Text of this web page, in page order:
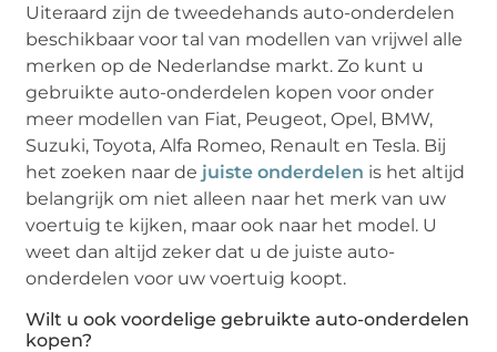
Uiteraard zijn de tweedehands auto-onderdelen
beschikbaar voor tal van modellen van vrijwel alle
merken op de Nederlandse markt. Zo kunt u
gebruikte auto-onderdelen kopen voor onder
meer modellen van Fiat, Peugeot, Opel, BMW,
Suzuki, Toyota, Alfa Romeo, Renault en Tesla. Bij
het zoeken naar de juiste onderdelen is het altijd
belangrijk om niet alleen naar het merk van uw
voertuig te kijken, maar ook naar het model. U
weet dan altijd zeker dat u de juiste auto-
onderdelen voor uw voertuig koopt.
Wilt u ook voordelige gebruikte auto-onderdelen
kopen?